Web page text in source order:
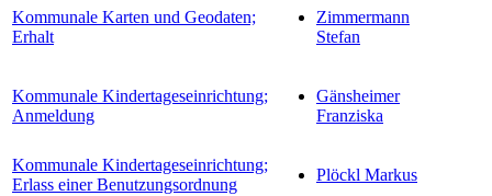
Kommunale Karten und Geodaten;
Erhalt
Zimmermann
Stefan
Kommunale Kindertageseinrichtung;
Anmeldung
Gänsheimer
Franziska
Kommunale Kindertageseinrichtung;
Erlass einer Benutzungsordnung
Plöckl Markus